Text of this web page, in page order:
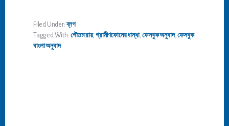
Filed Under:ব্লগ
Tagged With: গৌতম রায়, গ্রামীণফোনের ধান্ধা,ফেসবুক অনুবাদ,ফেসবুক
বাংলা অনুবাদ